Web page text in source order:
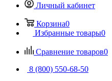
Личный кабинет
Корзина0
Избранные товары0
Сравнение товаров0
8 (800) 550-68-50